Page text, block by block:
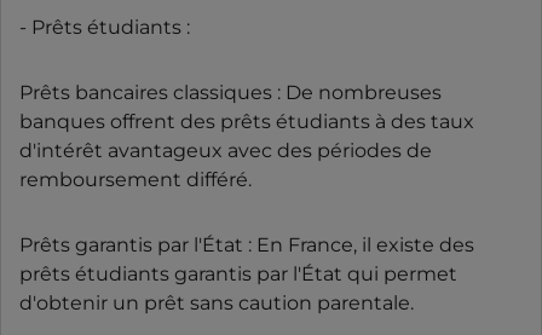
- Prêts étudiants :
Prêts bancaires classiques : De nombreuses
banques offrent des prêts étudiants à des taux
d'intérêt avantageux avec des périodes de
remboursement différé.
Prêts garantis par l'État : En France, il existe des
prêts étudiants garantis par l'État qui permet
d'obtenir un prêt sans caution parentale.